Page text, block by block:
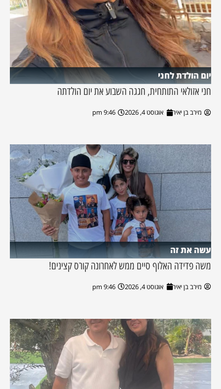
יום הולדת לחני
חני אזולאי התותחית, חגגה השבוע את יום הולדתה
מירב בן יאיר אוגוסט 4, 2026 9:46 pm
עשה את זה
משה פדידה האלוף סיים ממש לאחרונה קורס קצינים!
מירב בן יאיר אוגוסט 4, 2026 9:46 pm